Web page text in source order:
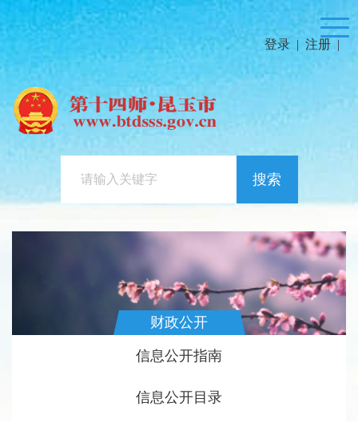
登录 | 注册 |
搜索
财政公开
信息公开指南
信息公开目录